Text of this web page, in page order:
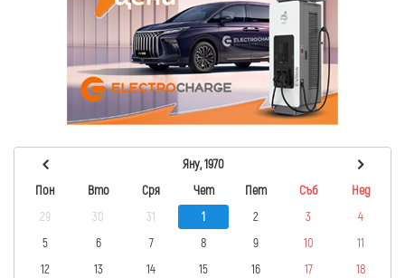
Яну, 1970
Пон
Вто Сря Чет Пет Съб
Нед
29
30 31 1 2 3
4
5
6 7 8 9 10
11
12
13 14 15 16 17 18